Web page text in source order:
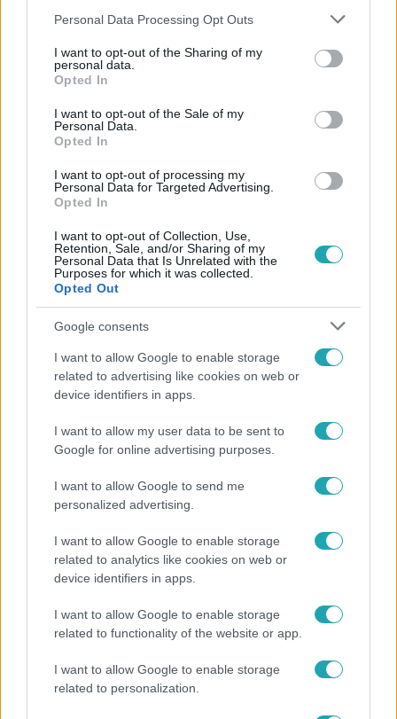
Please note that this website/app uses one or more Google
not limited to your visit or usage behaviour. You may click to
grant or deny consent to Google and its third-party tags to
use your data for below specified purposes in below Google
consent section.
Personal Data Processing Opt Outs
I want to opt-out of the Sharing of my
personal data.
Opted In
I want to opt-out of the Sale of my
Personal Data.
Opted In
I want to opt-out of processing my
Personal Data for Targeted Advertising.
Opted In
I want to opt-out of Collection, Use,
Retention, Sale, and/or Sharing of my
Personal Data that Is Unrelated with the
Purposes for which it was collected.
Opted Out
Google consents
I want to allow Google to enable storage
related to advertising like cookies on web or
device identifiers in apps.
I want to allow my user data to be sent to
Google for online advertising purposes.
I want to allow Google to send me
personalized advertising.
I want to allow Google to enable storage
related to analytics like cookies on web or
device identifiers in apps.
I want to allow Google to enable storage
related to functionality of the website or app.
I want to allow Google to enable storage
related to personalization.
RTL KLUB
Népszerű
életművét a Sziget Fesztiválon